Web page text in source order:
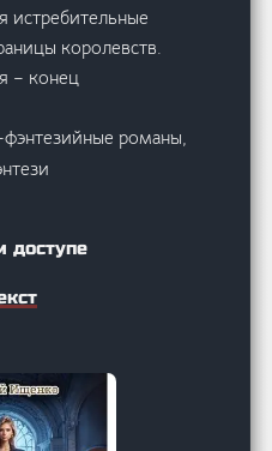
истребительные
королевств.
– конец
романы,
доступе